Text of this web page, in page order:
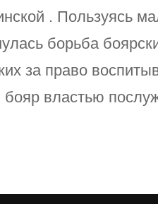
. Пользуясь
борьба
за право
властью